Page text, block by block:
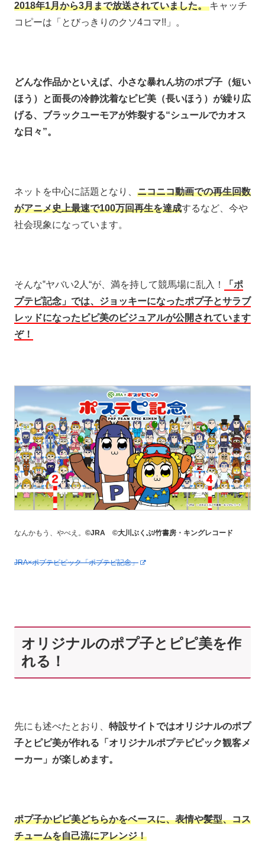
2018年1月から3月まで放送されていました。 キャッチ
コピーは「とびっきりのクソ4コマ!!」。
どんな作品かといえば、小さな暴れん坊のポプ子（短い
ほう）と面長の冷静沈着なピピ美（長いほう）が繰り広
げる、ブラックユーモアが炸裂する“シュールでカオス
な日々”。
ネットを中心に話題となり、 ニコニコ動画での再生回数
がアニメ史上最速で100万回再生を達成するなど、今や
社会現象になっています。
そんな​​‟ヤバい2人“が、満を持して競馬場に乱入！
「ポ
プテピ記念」では、ジョッキーになったポプ子とサラブ
レッドになったピピ美のビジュアルが公開されています
ぞ！
なんかもう、やべえ。 ©JRA ©大川ぶくぶ/竹書房・キングレコード
JRA×ポプテピピック「ポプテピ記念」
オリジナルのポプ子とピピ美を作
れる！
先にも述べたとおり、 特設サイトではオリジナルのポプ
子とピピ美が作れる「オリジナルポプテピピック観客メ
ーカー」が楽しめます。
ポプ子かピピ美どちらかをベースに、表情や髪型、コス
チュームを自己流にアレンジ！